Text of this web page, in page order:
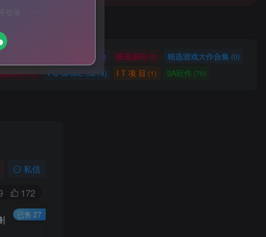
里查看详情！
(2) 精选源码 (2) 精选游戏大作合集 (0)
戏(2872) PC GAME (5219) I T 项 目 (1) 3A巨作(70)
私信
172
| 已售 27
登录